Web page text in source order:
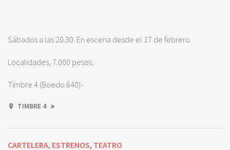
Sábados a las 20.30. En escena desde el 17 de febrero.
Localidades, 7.000 pesos.
Timbre 4 (Boedo 640)-
TIMBRE 4
CARTELERA, ESTRENOS, TEATRO